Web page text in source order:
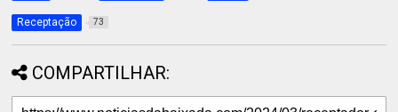
Receptação 73
COMPARTILHAR: